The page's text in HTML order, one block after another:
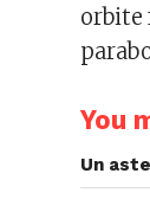
orbite
You
Un